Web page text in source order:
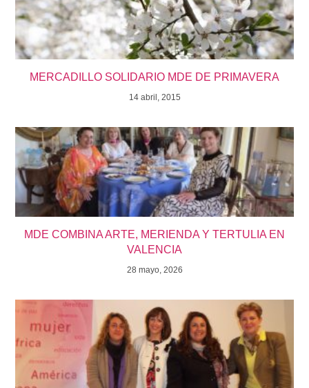
MERCADILLO SOLIDARIO MDE DE PRIMAVERA
14 abril, 2015
MDE COMBINA ARTE, MERIENDA Y TERTULIA EN
VALENCIA
28 mayo, 2026